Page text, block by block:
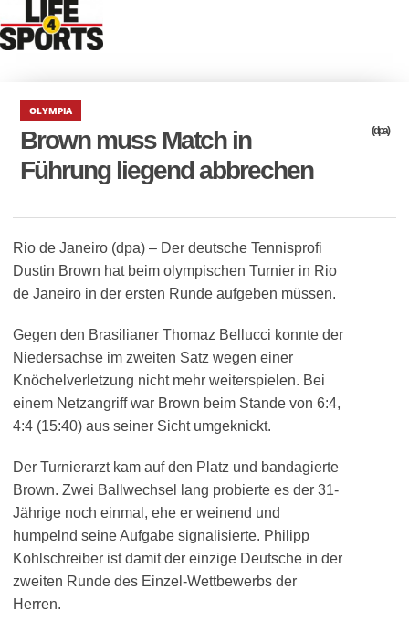
OLYMPIA
Brown muss Match in
Führung liegend abbrechen
(dpa)
Rio de Janeiro (dpa) – Der deutsche Tennisprofi
Dustin Brown hat beim olympischen Turnier in Rio
de Janeiro in der ersten Runde aufgeben müssen.
Gegen den Brasilianer Thomaz Bellucci konnte der
Niedersachse im zweiten Satz wegen einer
Knöchelverletzung nicht mehr weiterspielen. Bei
einem Netzangriff war Brown beim Stande von 6:4,
4:4 (15:40) aus seiner Sicht umgeknickt.
Der Turnierarzt kam auf den Platz und bandagierte
Brown. Zwei Ballwechsel lang probierte es der 31-
Jährige noch einmal, ehe er weinend und
humpelnd seine Aufgabe signalisierte. Philipp
Kohlschreiber ist damit der einzige Deutsche in der
zweiten Runde des Einzel-Wettbewerbs der
Herren.